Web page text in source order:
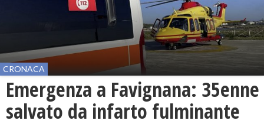
CRONACA
Emergenza a Favignana: 35enne
salvato da infarto fulminante